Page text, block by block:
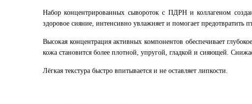
Набор концентрированных сывороток с ПДРН и коллагеном
здоровое сияние, интенсивно увлажняет и помогает
Высокая концентрация активных компонентов обеспечивает
кожа становится более плотной, упругой, гладкой и сияющей.
Лёгкая текстура быстро впитывается и не оставляет липкости.